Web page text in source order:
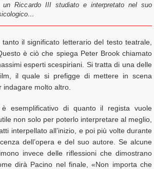
un Riccardo III studiato e interpretato nel suo
il significato letterario del testo teatrale,
è ciò che spiega Peter Brook chiamato
esperti scespiriani. Si tratta di una delle
il quale si prefigge di mettere in scena
indagare molto altro.
esemplificativo di quanto il regista vuole
non solo per poterlo interpretare al meglio,
interpellato all’inizio, e poi più volte durante
dell’opera e del suo autore. Se alcune
invece delle riflessioni che dimostrano
dirà Pacino nel finale, «Non importa che